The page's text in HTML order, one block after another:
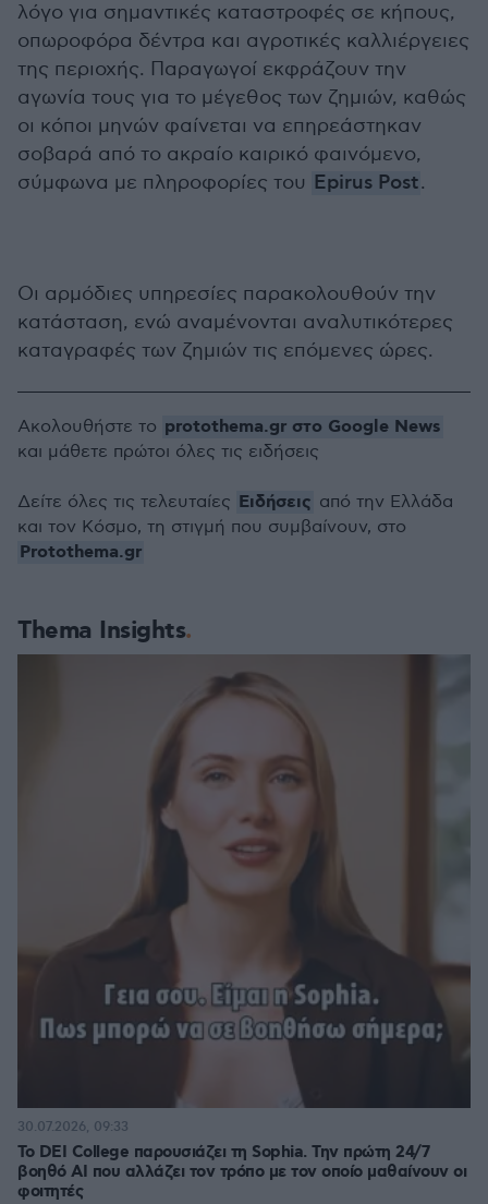
λόγο για σημαντικές καταστροφές σε κήπους,
οπωροφόρα δέντρα και αγροτικές καλλιέργειες
της περιοχής. Παραγωγοί εκφράζουν την
αγωνία τους για το μέγεθος των ζημιών, καθώς
οι κόποι μηνών φαίνεται να επηρεάστηκαν
σοβαρά από το ακραίο καιρικό φαινόμενο,
σύμφωνα με πληροφορίες του Epirus Post.
Οι αρμόδιες υπηρεσίες παρακολουθούν την
κατάσταση, ενώ αναμένονται αναλυτικότερες
καταγραφές των ζημιών τις επόμενες ώρες.
Thema Insights
Το DEI College παρουσιάζει τη Sophia. Την πρώτη 24/7
βοηθό AI που αλλάζει τον τρόπο με τον οποίο μαθαίνουν οι
φοιτητές
30.07.2026, 09:33
Ακολουθήστε το protothema.gr στο Google News
και μάθετε πρώτοι όλες τις ειδήσεις
Δείτε όλες τις τελευταίες Ειδήσεις από την Ελλάδα
και τον Κόσμο, τη στιγμή που συμβαίνουν, στο
Protothema.gr